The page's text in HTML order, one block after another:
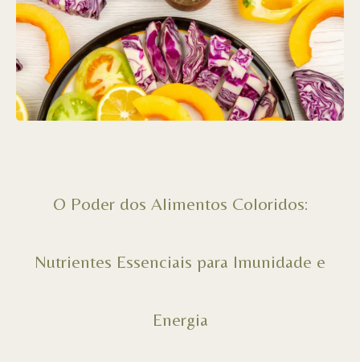
O Poder dos Alimentos Coloridos:
Nutrientes Essenciais para Imunidade e
Energia